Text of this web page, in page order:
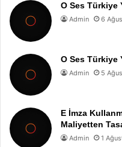
O Ses Türkiye
Admin 6
O Ses Türkiye
Admin 5
E İmza
Maliyetten
Admin 1